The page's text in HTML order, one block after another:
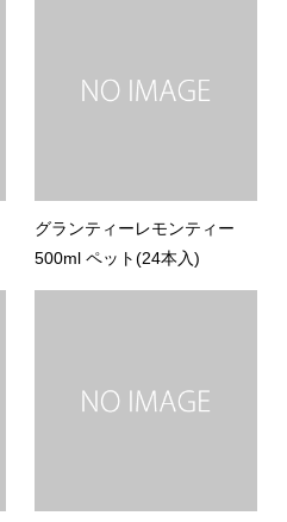
グランティーレモンティー
500ml ペット(24本入)